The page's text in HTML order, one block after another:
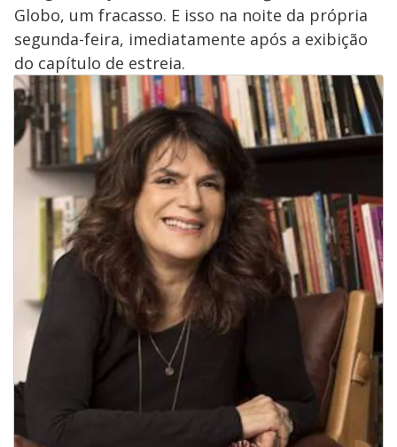
Globo, um fracasso. E isso na noite da própria
segunda-feira, imediatamente após a exibição
do capítulo de estreia.